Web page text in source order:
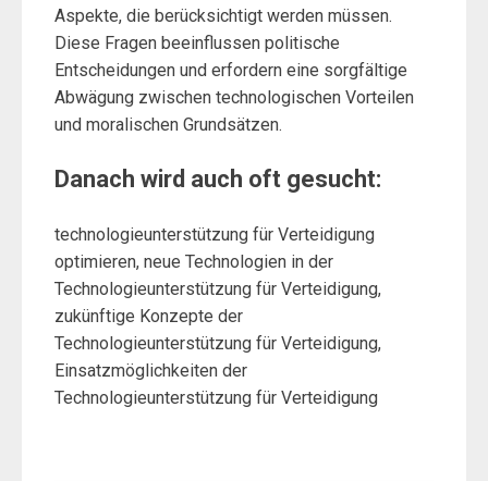
Aspekte, die berücksichtigt werden müssen.
Diese Fragen beeinflussen politische
Entscheidungen und erfordern eine sorgfältige
Abwägung zwischen technologischen Vorteilen
und moralischen Grundsätzen.
Danach wird auch oft gesucht:
technologieunterstützung für Verteidigung
optimieren, neue Technologien in der
Technologieunterstützung für Verteidigung,
zukünftige Konzepte der
Technologieunterstützung für Verteidigung,
Einsatzmöglichkeiten der
Technologieunterstützung für Verteidigung